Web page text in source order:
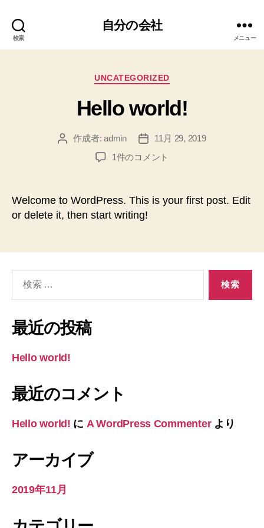
検索
自分の会社
メニュー
カ
ゴ
リ
UNCATEGORIZED
Hello world!
投
作成者:admin
投
稿
11月 29, 2019
Hello
1件のコメント
Welcome to WordPress. This is your first post. Edit
or delete it, then start writing!
象:
最近の投稿
Hello world!
最近のコメント
Hello world! に A WordPress Commenterより
アーカイブ
2019年11月